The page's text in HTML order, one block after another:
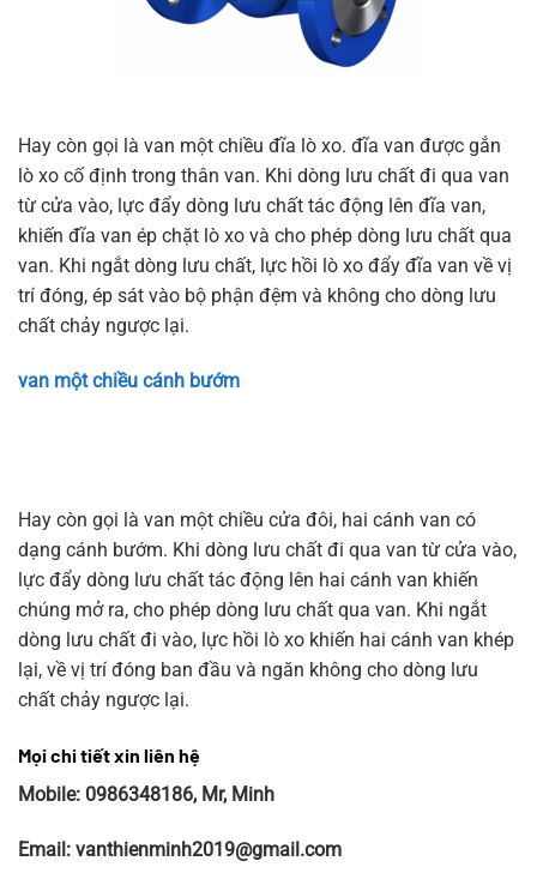
Hay còn gọi là van một chiều đĩa lò xo. đĩa van được gắn
lò xo cố định trong thân van. Khi dòng lưu chất đi qua van
từ cửa vào, lực đẩy dòng lưu chất tác động lên đĩa van,
khiến đĩa van ép chặt lò xo và cho phép dòng lưu chất qua
van. Khi ngắt dòng lưu chất, lực hồi lò xo đẩy đĩa van về vị
trí đóng, ép sát vào bộ phận đệm và không cho dòng lưu
chất chảy ngược lại.
van một chiều cánh bướm
Hay còn gọi là van một chiều cửa đôi, hai cánh van có
dạng cánh bướm. Khi dòng lưu chất đi qua van từ cửa vào,
lực đẩy dòng lưu chất tác động lên hai cánh van khiến
chúng mở ra, cho phép dòng lưu chất qua van. Khi ngắt
dòng lưu chất đi vào, lực hồi lò xo khiến hai cánh van khép
lại, về vị trí đóng ban đầu và ngăn không cho dòng lưu
chất chảy ngược lại.
Mọi chi tiết xin liên hệ
Mobile: 0986348186, Mr, Minh
Email: vanthienminh2019@gmail.com